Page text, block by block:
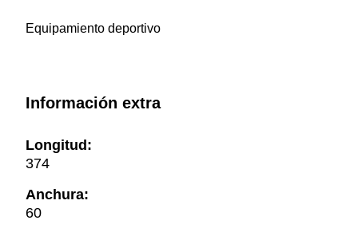
Equipamiento deportivo
Información extra
Longitud:
374
Anchura:
60